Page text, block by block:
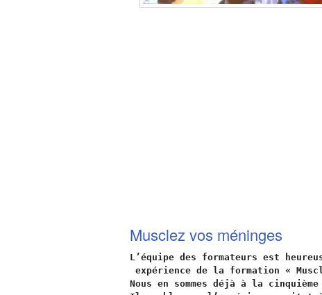
Musclez vos méninges
L’équipe des formateurs est
expérience de la formation «
Nous en sommes déjà à la